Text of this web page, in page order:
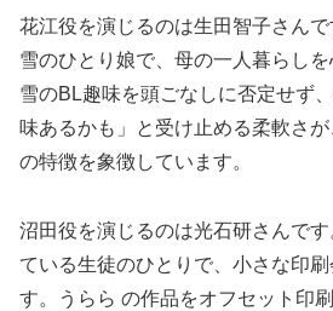
花江役を演じるのは生田智子さん
雪のひとり娘で、母の一人暮らしを
雪のBL趣味を頭ごなしに否定せず
味あるかも」と受け止める柔軟さ
の特徴を象徴しています。
沼田役を演じるのは光石研さんで
ている生徒のひとりで、小さな印
す。うらら の作品をオフセット印